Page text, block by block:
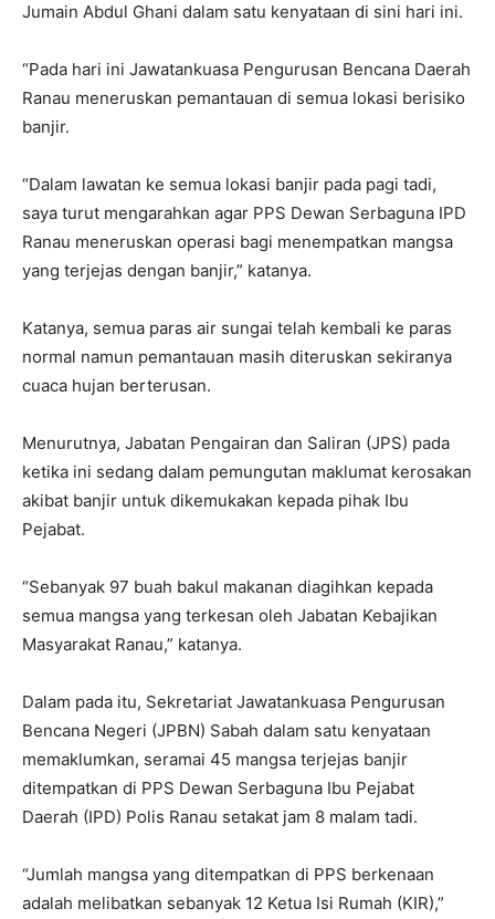
Jumain Abdul Ghani dalam satu kenyataan di sini hari ini.
“Pada hari ini Jawatankuasa Pengurusan Bencana Daerah
Ranau meneruskan pemantauan di semua lokasi berisiko
banjir.
“Dalam lawatan ke semua lokasi banjir pada pagi tadi,
saya turut mengarahkan agar PPS Dewan Serbaguna IPD
Ranau meneruskan operasi bagi menempatkan mangsa
yang terjejas dengan banjir,” katanya.
Katanya, semua paras air sungai telah kembali ke paras
normal namun pemantauan masih diteruskan sekiranya
cuaca hujan berterusan.
Menurutnya, Jabatan Pengairan dan Saliran (JPS) pada
ketika ini sedang dalam pemungutan maklumat kerosakan
akibat banjir untuk dikemukakan kepada pihak Ibu
Pejabat.
“Sebanyak 97 buah bakul makanan diagihkan kepada
semua mangsa yang terkesan oleh Jabatan Kebajikan
Masyarakat Ranau,” katanya.
Dalam pada itu, Sekretariat Jawatankuasa Pengurusan
Bencana Negeri (JPBN) Sabah dalam satu kenyataan
memaklumkan, seramai 45 mangsa terjejas banjir
ditempatkan di PPS Dewan Serbaguna Ibu Pejabat
Daerah (IPD) Polis Ranau setakat jam 8 malam tadi.
“Jumlah mangsa yang ditempatkan di PPS berkenaan
adalah melibatkan sebanyak 12 Ketua Isi Rumah (KIR),”